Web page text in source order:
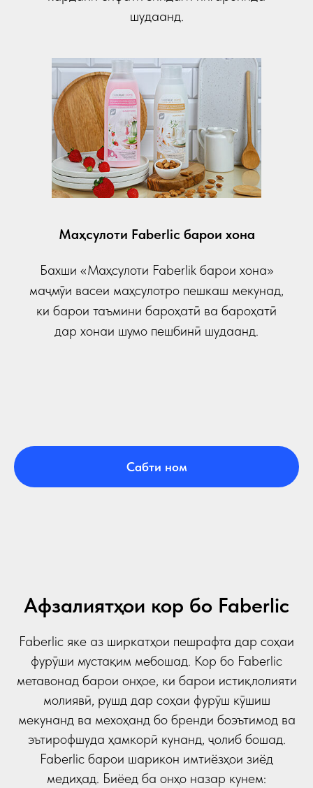
шудаанд.
Маҳсулоти Faberlic барои хона
Бахши «Маҳсулоти Faberlik барои хона»
маҷмӯи васеи маҳсулотро пешкаш мекунад,
ки барои таъмини бароҳатӣ ва бароҳатӣ
дар хонаи шумо пешбинӣ шудаанд.
Сабти ном
Афзалиятҳои кор бо Faberlic
Faberlic яке аз ширкатҳои пешрафта дар соҳаи
фурӯши мустақим мебошад. Кор бо Faberlic
метавонад барои онҳое, ки барои истиқлолияти
молиявӣ, рушд дар соҳаи фурӯш кӯшиш
мекунанд ва мехоҳанд бо бренди боэътимод ва
эътирофшуда ҳамкорӣ кунанд, ҷолиб бошад.
Faberlic барои шарикон имтиёзҳои зиёд
медиҳад. Биёед ба онҳо назар кунем: